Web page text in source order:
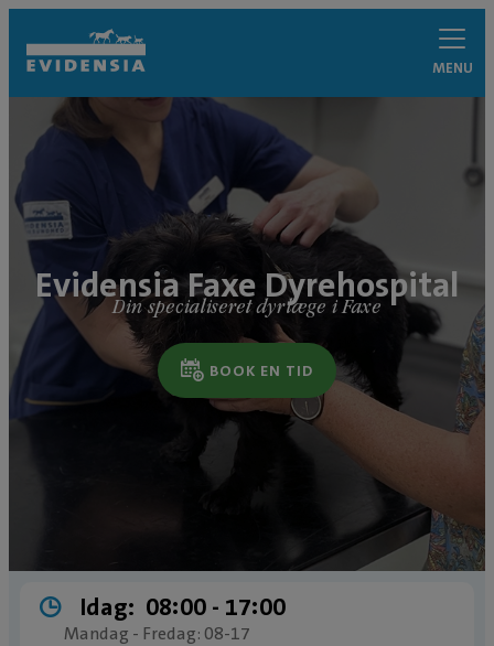
MENU
Evidensia Faxe Dyrehospital
Din specialiseret dyrlæge i Faxe
BOOK EN TID
Idag: 08:00 ­- 17:00
Mandag - Fredag: 08-17